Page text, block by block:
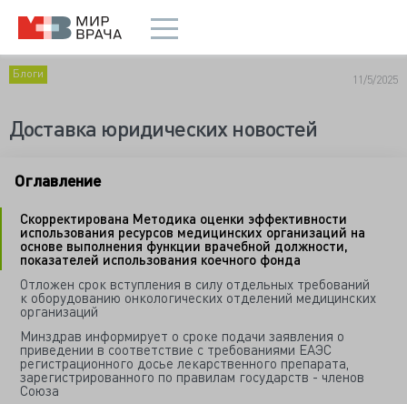
Блоги 11/5/2025
Доставка юридических новостей
Оглавление
Скорректирована Методика оценки эффективности
использования ресурсов медицинских организаций на
основе выполнения функции врачебной должности,
показателей использования коечного фонда
Отложен срок вступления в силу отдельных требований
к оборудованию онкологических отделений медицинских
организаций
Минздрав информирует о сроке подачи заявления о
приведении в соответствие с требованиями ЕАЭС
регистрационного досье лекарственного препарата,
зарегистрированного по правилам государств - членов
Союза